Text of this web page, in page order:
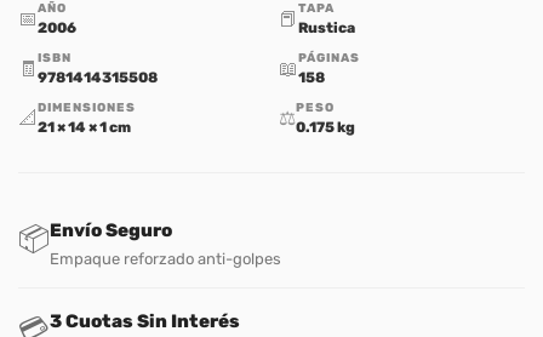
📅AÑO
2006 📕 TAPA
Rustica
🧾 ISBN
9781414315508 📖PÁGINAS
158
📐 DIMENSIONES
21 × 14 × 1 cm ⚖️PESO
0.175 kg
📦Envío Seguro
Empaque reforzado anti-golpes
💳3 Cuotas Sin Interés